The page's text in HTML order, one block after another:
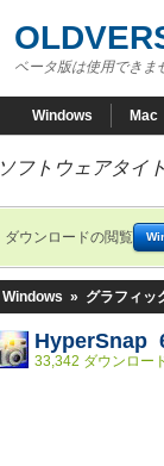
ベータ版は使用できま
Windows Mac
ソフトウェアタイ
ダウンロードの閲覧
Windows » グラフィッ
HyperSnap
33,342 ダウンロー